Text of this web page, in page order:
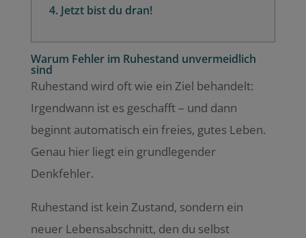
4.Jetzt bist du dran!
Warum Fehler im Ruhestand unvermeidlich
sind
Ruhestand wird oft wie ein Ziel behandelt:
Irgendwann ist es geschafft – und dann
beginnt automatisch ein freies, gutes Leben.
Genau hier liegt ein grundlegender
Denkfehler.
Ruhestand ist kein Zustand, sondern ein
neuer Lebensabschnitt, den du selbst